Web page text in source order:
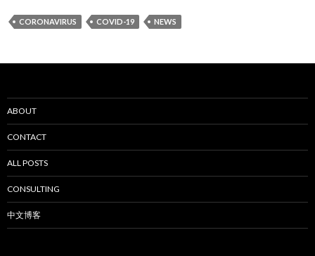
CORONAVIRUS COVID-19 NEWS
ABOUT
CONTACT
ALL POSTS
CONSULTING
中文博客